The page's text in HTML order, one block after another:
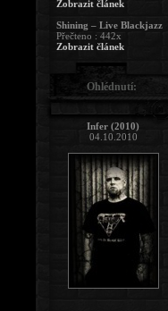
Zobrazit článek
Shining – Live Blackjazz
Přečteno : 442x
Zobrazit článek
Ohlédnutí:
Infer (2010)
04.10.2010